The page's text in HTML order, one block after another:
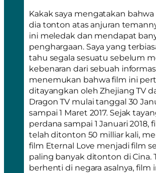
Kakak saya mengatakan
dia tonton atas anjuran
ini meledak dan mendapat
penghargaan. Saya yang
tahu segala sesuatu sebelum
kebenaran dari sebuah
menemukan bahwa film ini
ditayangkan oleh Zhejiang TV
Dragon TV mulai tanggal 30
sampai 1 Maret 2017. Sejak
perdana sampai 1 Januari 2018,
telah ditonton 50 milliar kali,
film Eternal Love menjadi film
paling banyak ditonton di Cina.
berhenti di negara asalnya, film